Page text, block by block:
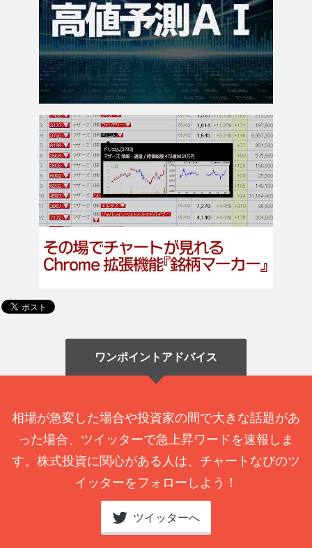
ワンポイントアドバイス
相場が急変した場合や投資家の間で大きな話題があ
った場合、ツイッターで急上昇ワードを速報しま
す。株式投資に関心がある人は、チャートなびのツ
イッターをフォローしよう！
ツイッターへ